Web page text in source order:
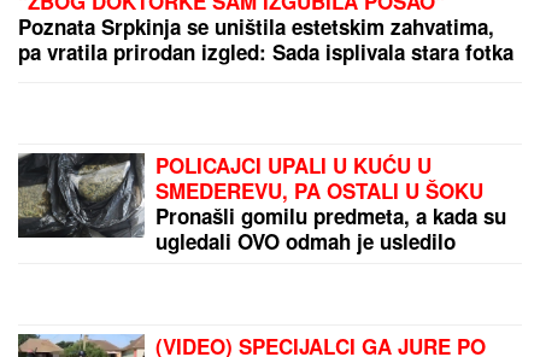
HIT SNIMAK OBIŠAO SVET!Vlasnik zlatare ostao U
ŠOKU: Kamere snimile lopova kog niko nije
očekivao (VIDEO)